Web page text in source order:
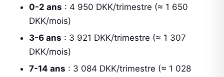
0-2 ans : 4 950 DKK/trimestre (≈ 1 650
DKK/mois)
3-6 ans : 3 921 DKK/trimestre (≈ 1 307
DKK/mois)
7-14 ans : 3 084 DKK/trimestre (≈ 1 028